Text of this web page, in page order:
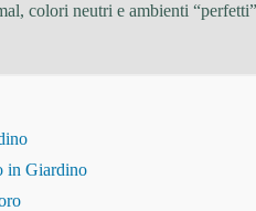
colori neutri e ambienti
in Giardino